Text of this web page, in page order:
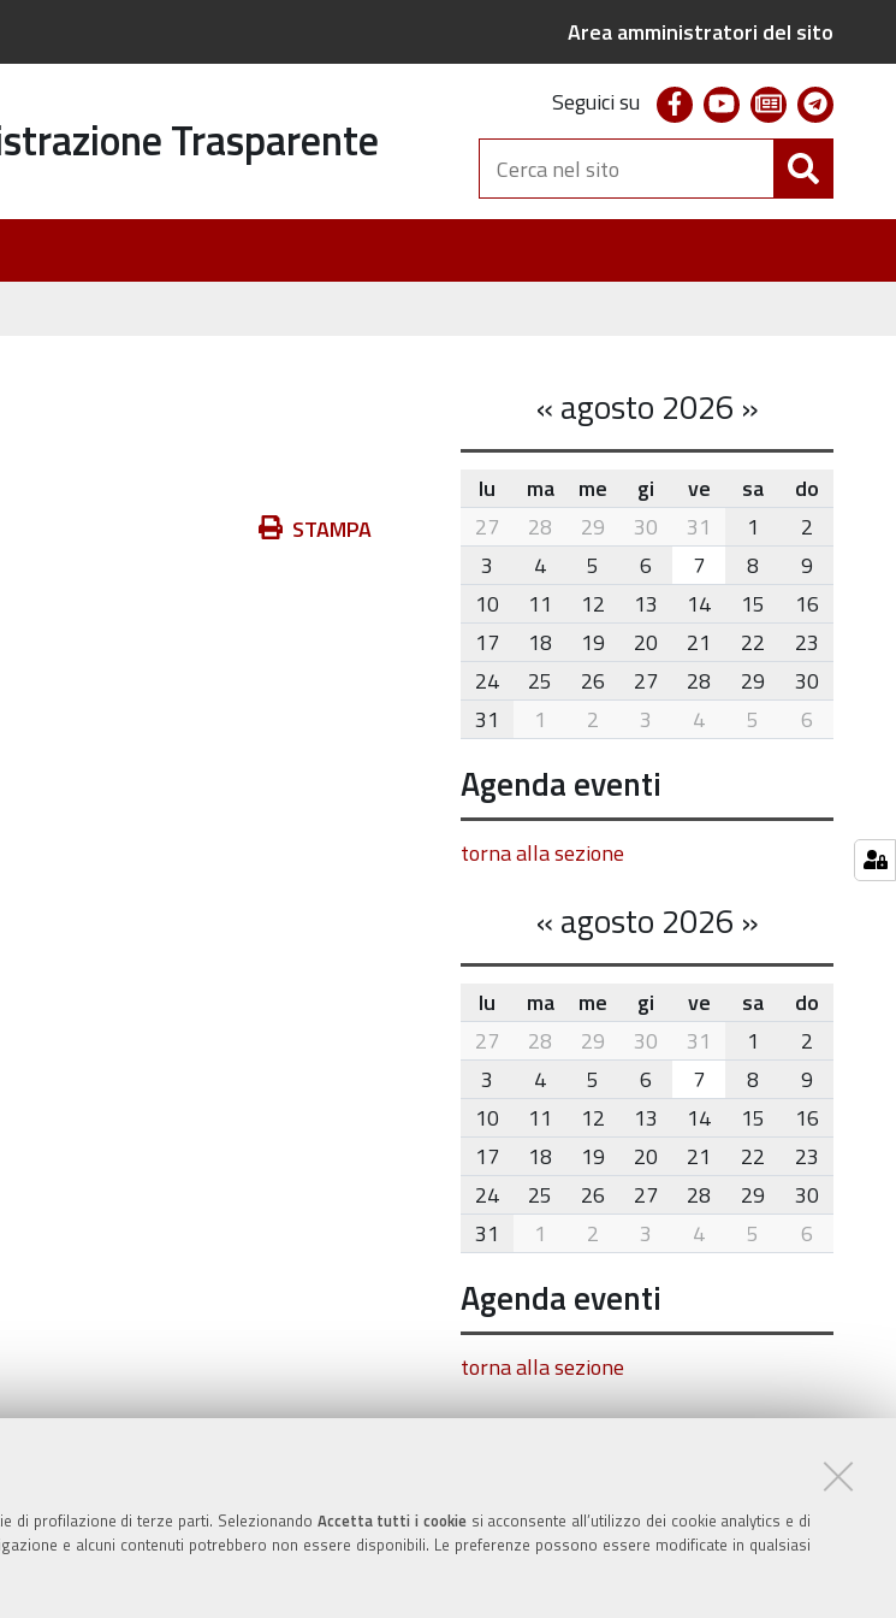
di profilazione di terze parti. Selezionando Accetta tutti i cookiesi acconsente all’utilizzo dei cookie analytics e di
e alcuni contenuti potrebbero non essere disponibili. Le preferenze possono essere modificate in qualsiasi
Area amministratori del sito
Trasparente
Seguici su facebookyoutubenewsletter
Cerca
nel
sito
Azioni STAMPA
«agosto 2026 »
month-
8
lu ma me gi ve sa
do
27
28 29 30 31 1
2
3
4 5 6 7 8
9
10
11 12 13 14 15
16
17
18 19 20 21 22
23
24
25 26 27 28 29
30
31
1 2 3 4 5 6
Agenda eventi
torna alla sezione
«agosto 2026 »
month-
8
lu ma me gi ve sa
do
27
28 29 30 31 1
2
3
4 5 6 7 8
9
10
11 12 13 14 15
16
17
18 19 20 21 22
23
24
25 26 27 28 29
30
31
1 2 3 4 5 6
Agenda eventi
torna alla sezione